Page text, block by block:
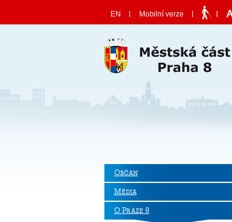
EN Mobilní verze
Občan
Média
O Praze 8